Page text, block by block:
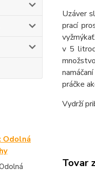
Odolná
Uzáver
prací
v 5
práčke
Vydrží
Tovar